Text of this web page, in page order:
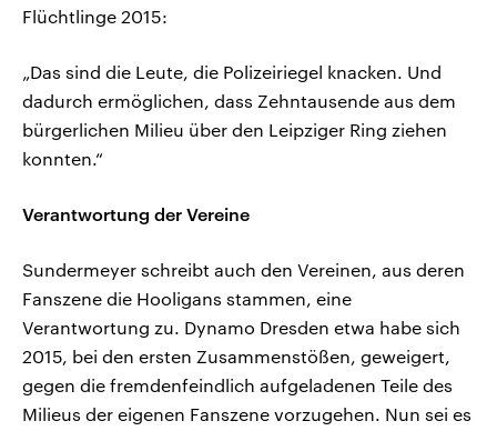
Flüchtlinge 2015:
„Das sind die Leute, die Polizeiriegel knacken. Und
dadurch ermöglichen, dass Zehntausende aus dem
bürgerlichen Milieu über den Leipziger Ring ziehen
konnten.“
Verantwortung der Vereine
Sundermeyer schreibt auch den Vereinen, aus deren
Fanszene die Hooligans stammen, eine
Verantwortung zu. Dynamo Dresden etwa habe sich
2015, bei den ersten Zusammenstößen, geweigert,
gegen die fremdenfeindlich aufgeladenen Teile des
Milieus der eigenen Fanszene vorzugehen. Nun sei es